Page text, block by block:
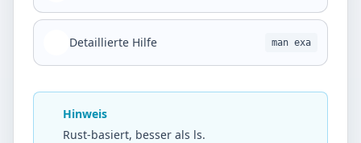
Detaillierte Hilfe man exa
Hinweis
Rust-basiert, besser als ls.